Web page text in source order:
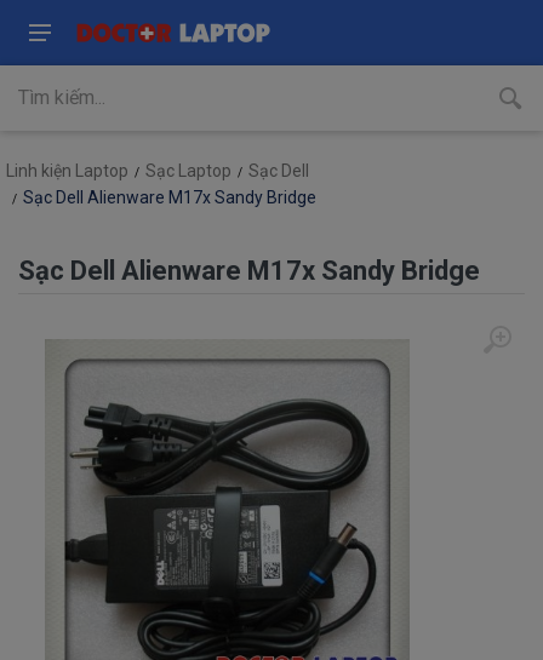
Linh kiện Laptop Sạc Laptop
Sạc Dell
Sạc Dell Alienware M17x Sandy Bridge
Sạc Dell Alienware M17x Sandy Bridge